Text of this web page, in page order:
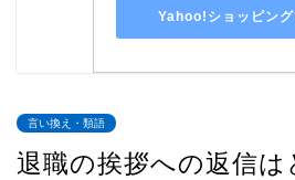
Yahoo!ショッピング
言い換え・類語
退職の挨拶への返信は